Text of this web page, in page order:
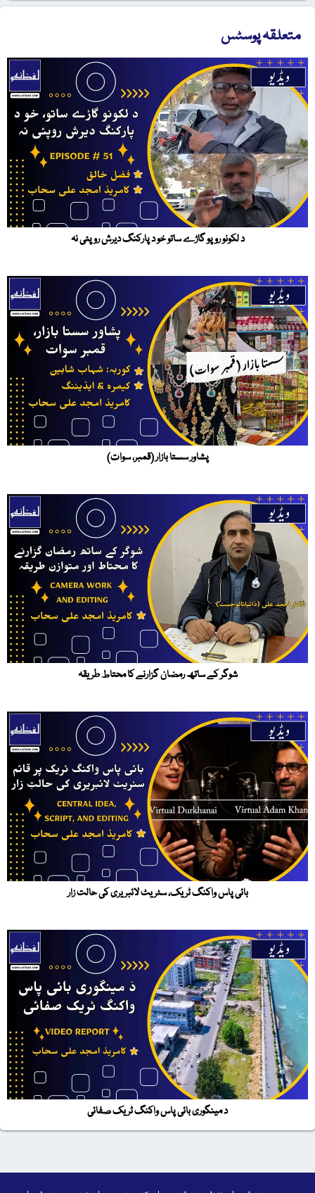
متعلقہ پوسٹس
د لکونو روپو گاڑے ساتو خو د پارکنگ دیرش روپئی نہ
پشاور سستا بازار (قمبر، سوات)
شوگر کے ساتھ رمضان گزارنے کا محتاط طریقہ
بائی پاس واکنگ ٹریک، سٹریٹ لائبریری کی حالت زار
د مینگوری بائی پاس واکنگ ٹریک صفائی